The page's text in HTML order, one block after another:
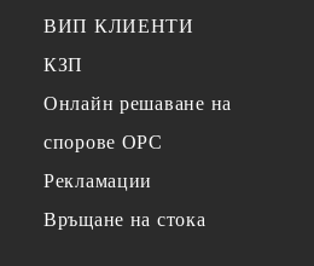
ВИП КЛИЕНТИ
КЗП
Онлайн решаване на
спорове OPC
Рекламации
Връщане на стока